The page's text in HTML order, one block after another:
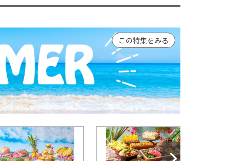
この特集をみる